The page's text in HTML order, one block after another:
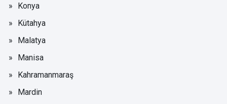
Konya
Kütahya
Malatya
Manisa
Kahramanmaraş
Mardin